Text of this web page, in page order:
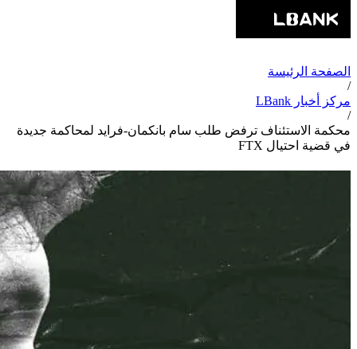
الصفحة الرئيسة
/
مركز أخبار LBank
/
محكمة الاستئناف ترفض طلب سام بانكمان-فرايد لمحاكمة جديدة
في قضية احتيال FTX